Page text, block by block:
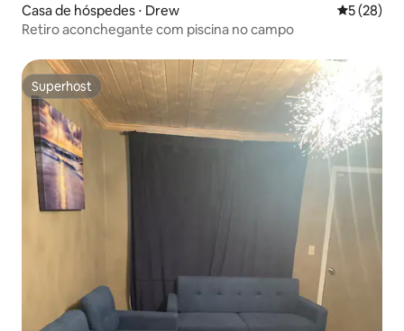
Casa de hóspedes ⋅ Drew 5 de uma
5 (28)
Retiro aconchegante com piscina no campo
Superhost
Superhost